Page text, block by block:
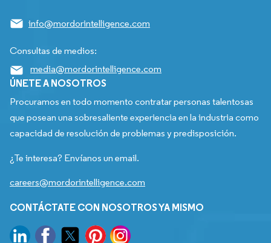
info@mordorintelligence.com
Consultas de medios:
media@mordorintelligence.com
ÚNETE A NOSOTROS
Procuramos en todo momento contratar personas talentosas
que posean una sobresaliente experiencia en la industria como
capacidad de resolución de problemas y predisposición.
¿Te interesa? Envíanos un email.
careers@mordorintelligence.com
CONTÁCTATE CON NOSOTROS YA MISMO